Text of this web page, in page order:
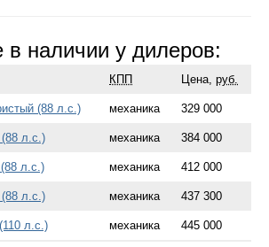
в наличии у дилеров:
КПП Цена, руб.
(88 л.с.) механика 329 000
л.с.) механика 384 000
л.с.) механика 412 000
л.с.) механика 437 300
л.с.) механика 445 000